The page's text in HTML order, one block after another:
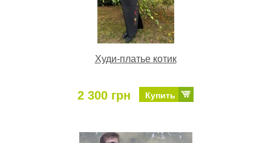
Худи-платье котик
2 300 грн Купить